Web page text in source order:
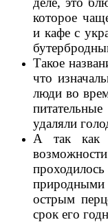
которое
и кафе с
Такое
что
люди во
удаляли
А так как
природными
острым
срок его